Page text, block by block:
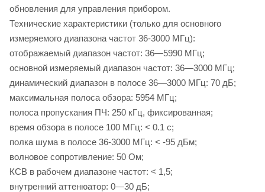
обновления для управления прибором.
Технические характеристики (только для основного
измеряемого диапазона частот 36-3000 МГц):
отображаемый диапазон частот: 36—5990 МГц;
основной измеряемый диапазон частот: 36—3000 МГц;
динамический диапазон в полосе 36—3000 МГц: 70 дБ;
максимальная полоса обзора: 5954 МГц;
полоса пропускания ПЧ: 250 кГц, фиксированная;
время обзора в полосе 100 МГц: < 0.1 с;
полка шума в полосе 36-3000 МГц: < -95 дБм;
волновое сопротивление: 50 Ом;
КСВ в рабочем диапазоне частот: < 1,5;
внутренний аттенюатор: 0—30 дБ;